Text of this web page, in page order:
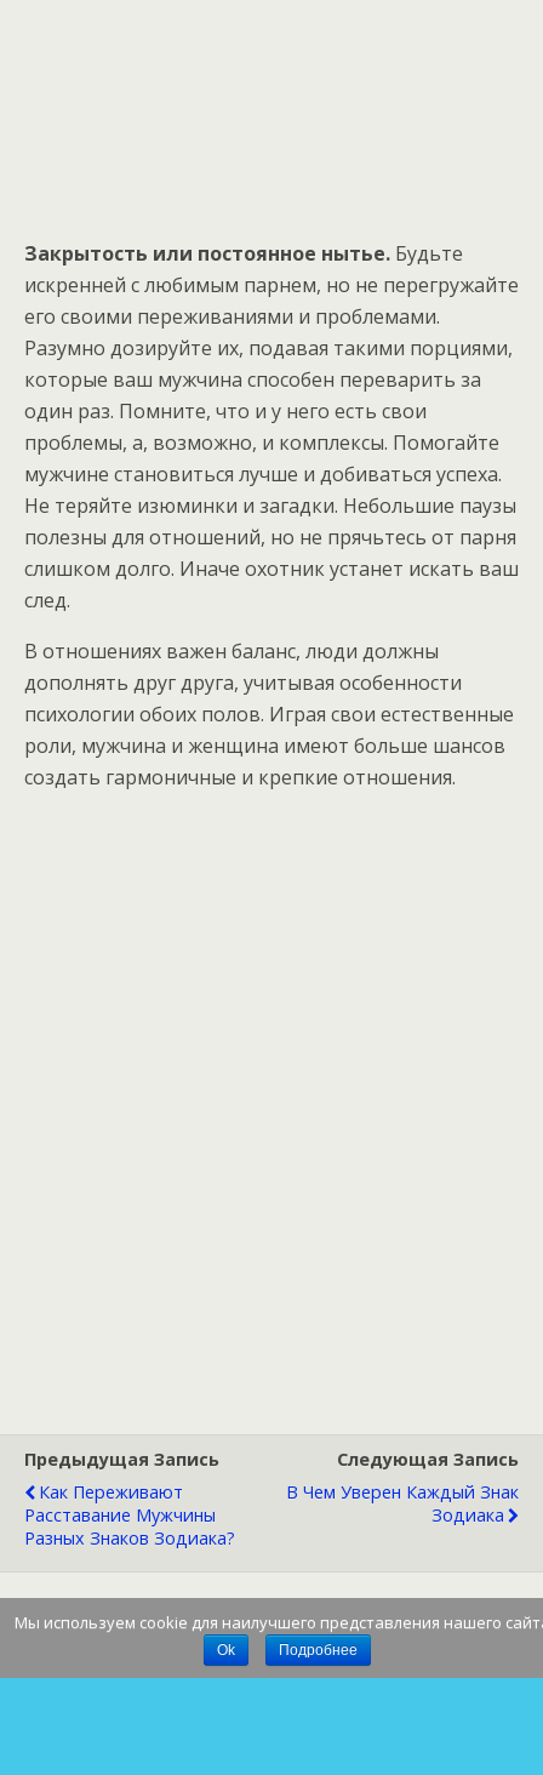
Закрытость или постоянное нытье. Будьте
искренней с любимым парнем, но не перегружайте
его своими переживаниями и проблемами.
Разумно дозируйте их, подавая такими порциями,
которые ваш мужчина способен переварить за
один раз. Помните, что и у него есть свои
проблемы, а, возможно, и комплексы. Помогайте
мужчине становиться лучше и добиваться успеха.
Не теряйте изюминки и загадки. Небольшие паузы
полезны для отношений, но не прячьтесь от парня
слишком долго. Иначе охотник устанет искать ваш
след.
В отношениях важен баланс, люди должны
дополнять друг друга, учитывая особенности
психологии обоих полов. Играя свои естественные
роли, мужчина и женщина имеют больше шансов
создать гармоничные и крепкие отношения.
Предыдущая Запись
Как Переживают
Расставание Мужчины
Разных Знаков Зодиака?
Следующая Запись
В Чем Уверен Каждый Знак
Зодиака
Мы используем cookie для наилучшего представления нашего
Ok Подробнее
Наверх